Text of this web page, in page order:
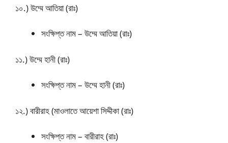
১০.) উম্মে আতিয়া (রাঃ)
সংক্ষিপ্ত নাম – উম্মে আতিয়া (রাঃ)
১১.) উম্মে হানী (রাঃ)
সংক্ষিপ্ত নাম – উম্মে হানী (রাঃ)
১২.) বারীরাহ (মাওলাতে আয়েশা সিদ্দীকা (রাঃ)
সংক্ষিপ্ত নাম – বারীরাহ (রাঃ)